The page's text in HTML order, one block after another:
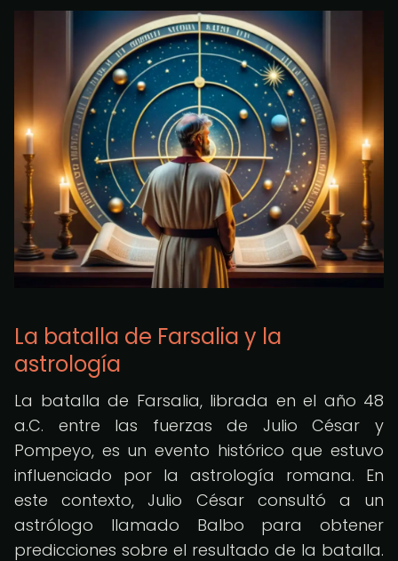
La batalla de Farsalia y la
astrología
La batalla de Farsalia, librada en el año 48
a.C. entre las fuerzas de Julio César y
Pompeyo, es un evento histórico que estuvo
influenciado por la astrología romana. En
este contexto, Julio César consultó a un
astrólogo llamado Balbo para obtener
predicciones sobre el resultado de la batalla.